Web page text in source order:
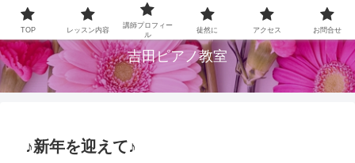
大阪府柏原市のピアノ教室です
吉田ピアノ教室
♪新年を迎えて♪
TOP レッスン内容
講師プロフィー
ル
徒然に アクセス お問合せ